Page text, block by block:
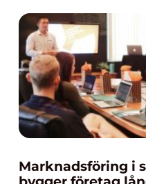
Marknadsföring i